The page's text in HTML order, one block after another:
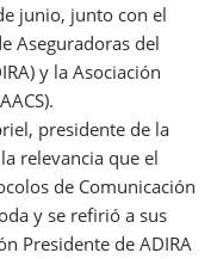
junio, junto con el
Aseguradoras del
y la Asociación
presidente de la
relevancia que el
de Comunicación
y se refirió a sus
Presidente de ADIRA